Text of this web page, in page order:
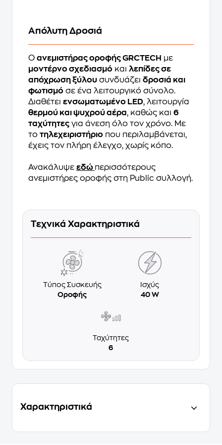
Απόλυτη Δροσιά
Ο ανεμιστήρας οροφής GRCTECH με
μοντέρνο σχεδιασμό και λεπίδες σε
απόχρωση ξύλου συνδυάζει δροσιά και
φωτισμό σε ένα λειτουργικό σύνολο.
Διαθέτει ενσωματωμένο LED, λειτουργία
θερμού και ψυχρού αέρα, καθώς και 6
ταχύτητες για άνεση όλο τον χρόνο. Με
το τηλεχειριστήριο που περιλαμβάνεται,
έχεις τον πλήρη έλεγχο, χωρίς κόπο.
Ανακάλυψε εδώ περισσότερους
ανεμιστήρες οροφής στη Public συλλογή.
Τεχνικά Χαρακτηριστικά
Τύπος Συσκευής
Οροφής
Ισχύς
40 W
Ταχύτητες
6
Χαρακτηριστικά